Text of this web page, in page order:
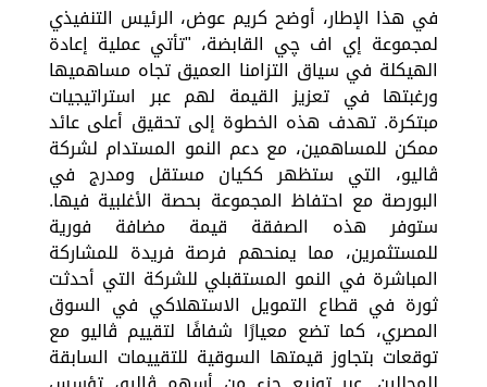
في هذا الإطار، أوضح كريم عوض، الرئيس التنفيذي
لمجموعة إي اف چي القابضة، "تأتي عملية إعادة
الهيكلة في سياق التزامنا العميق تجاه مساهميها
ورغبتها في تعزيز القيمة لهم عبر استراتيجيات
مبتكرة. تهدف هذه الخطوة إلى تحقيق أعلى عائد
ممكن للمساهمين، مع دعم النمو المستدام لشركة
ڤاليو، التي ستظهر ككيان مستقل ومدرج في
البورصة مع احتفاظ المجموعة بحصة الأغلبية فيها.
ستوفر هذه الصفقة قيمة مضافة فورية
للمستثمرين، مما يمنحهم فرصة فريدة للمشاركة
المباشرة في النمو المستقبلي للشركة التي أحدثت
ثورة في قطاع التمويل الاستهلاكي في السوق
المصري، كما تضع معيارًا شفافًا لتقييم ڤاليو مع
توقعات بتجاوز قيمتها السوقية للتقييمات السابقة